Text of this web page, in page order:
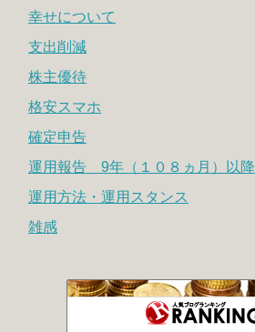
幸せについて
支出削減
株主優待
格安スマホ
確定申告
運用報告 9年（１０８ヵ月）以降
運用方法・運用スタンス
雑感